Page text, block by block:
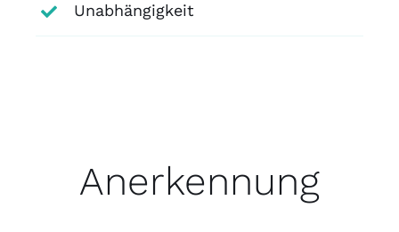
Unabhängigkeit
Anerkennung